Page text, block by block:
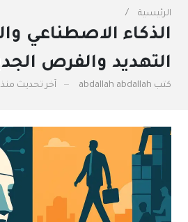
الرئيسية
الذكاء الاصطناعي
التهديد والفرص
كتب abdallah abdallah آخر تحديث منذ 10 أشهر